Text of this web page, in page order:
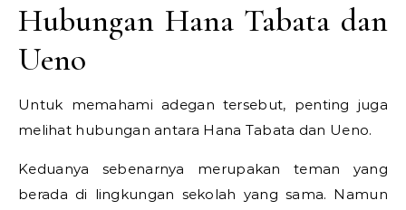
Hubungan Hana Tabata dan
Ueno
Untuk memahami adegan tersebut, penting juga
melihat hubungan antara Hana Tabata dan Ueno.
Keduanya sebenarnya merupakan teman yang
berada di lingkungan sekolah yang sama. Namun